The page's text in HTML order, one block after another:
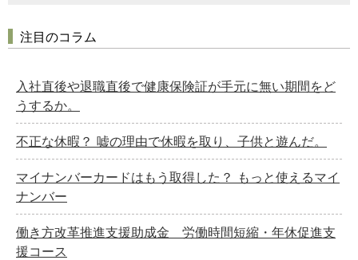
注目のコラム
入社直後や退職直後で健康保険証が手元に無い期間をど
うするか。
不正な休暇？ 嘘の理由で休暇を取り、子供と遊んだ。
マイナンバーカードはもう取得した？ もっと使えるマイ
ナンバー
働き方改革推進支援助成金 労働時間短縮・年休促進支
援コース